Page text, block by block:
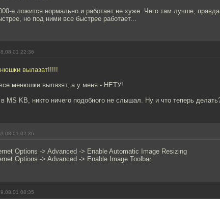
е ложится нормально и работает не хуже. Чего там лучше,
но под ними все быстрее работает...
22:36
вылазат!!!!!
менюшки вылязят, а у меня - НЕТУ!
MS KB, никто ничего подобного не слышал. Ну и что теперь
02:36
Options -> Advanced -> Enable Automatic Image Resizing
Options -> Advanced -> Enable Image Toolbar
08:35